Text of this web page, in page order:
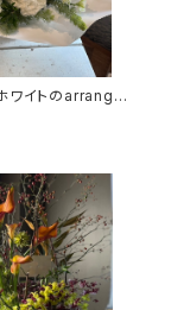
ワイトのarrange